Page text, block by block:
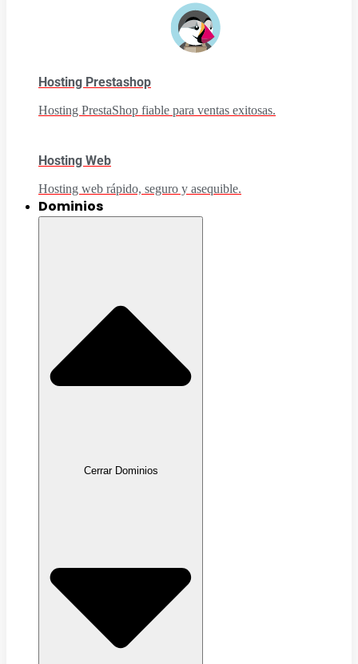
Hosting Prestashop
Hosting PrestaShop fiable para ventas exitosas.
Hosting Web
Hosting web rápido, seguro y asequible.
Dominios
Cerrar Dominios